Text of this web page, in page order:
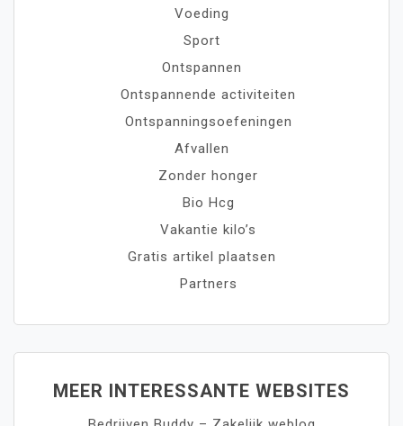
Voeding
Sport
Ontspannen
Ontspannende activiteiten
Ontspanningsoefeningen
Afvallen
Zonder honger
Bio Hcg
Vakantie kilo’s
Gratis artikel plaatsen
Partners
MEER INTERESSANTE WEBSITES